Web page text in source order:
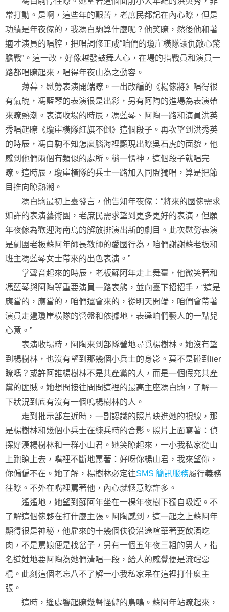
常打動。是啊，這些年的艱苦，老庶民都記在內心瞭，但是
功績是年夜傢的，我馮白駒算什麼呢？他笑瞭，然後他和著
適才演員的唱腔，把唱詞修正成“咱們的瓊崖橫隊讓仇敵心驚
膽戰”。這一改，好像越發鼓舞人心，在場的指戰員和演員一
路都唱瞭起來，唱得年夜山為之動容。
薄暮，慰勞表演開端瞭。一出改編的《楊傢將》唱得很
有氣魄，馮藍琴的表演很是出彩，另有阿陶的進場為表演帶
來瞭熱潮。表演收場的時辰，馮藍琴、阿陶一路和演員洪英
秀唱起瞭《瓊崖橫隊紅旗不倒》這個段子。再次望到洪秀英
的時辰，馮白駒不知怎麼腦海裡顯現出瞭吳石虎的面貌，他
感到他們兩個有類似的處所。稍一愣神，這個段子就唱完
瞭。這時辰，瓊崖橫隊的兵士一路加入同盟獨唱，算是把節
目推向瞭熱潮。
馮白駒最初上臺發言，他告知年夜傢：“將來的國傢需求
如許的表演藝術團，老庶民需求望到更多更好的表演，但願
年夜傢為歡迎海南島的解放排演出新的劇目。此次慰勞表演
是劇團老板蘇阿年師長教師的愛國行為，咱們謝謝蘇老板和
班主馮藍琴女士帶來的出色表演。”
掌聲音起來的時辰，老板蘇阿年走上舞臺，他微笑著和
馮藍琴與阿陶等重要演員一路表態，並向臺下招招手，“這是
應當的，應當的，咱們還會來的，從明天開端，咱們會帶著
演員走遍瓊崖橫隊的營盤和依據地，表達咱們藝人的一點兒
心意。”
表演收場時，阿陶來到部隊營地尋覓楊樹林。她沒有望
到楊樹林，也沒有望到那幾個小兵士的身影。莫不是碰到lier
瞭嗎？或許阿誰楊樹林不是共產黨的人，而是一個假充共產
黨的匪賊。她想間接往問問這裡的最高主座馮白駒，了解一
下狀況到底有沒有一個鳴楊樹林的人。
走到批示部左近時，一副認識的照片映進她的視線，那
是楊樹林和幾個小兵士在練兵時的合影。照片上面寫著：偵
探好漢楊樹林和一群小山君。她笑瞭起來，一小我私家從山
上跑瞭上去，嘴裡不斷地罵著：好呀你楊山君，我來望你，
你偏偏不在。她了解，楊樹林必定往SMS 簡訊服務履行義務
往瞭。不外在嘴裡罵著他，內心就愜意瞭許多。
遙遙地，她望到蘇阿年坐在一棵年夜樹下獨自吸煙。不
了解這個傢夥在打什麼主張。阿陶感到，這一起之上蘇阿年
顯得很是神秘，他雇來的十幾個伕役沿途喧華著要飲酒吃
肉，不是罵娘便是找岔子，另有一個五年夜三粗的男人，指
名道姓地要阿陶為她們清唱一段，給人的感覺便是流氓惡
棍。此刻這個老忘八不了解一小我私家呆在這裡打什麼主
張。
這時，遙處響起瞭幾聲怪僻的鳥鳴。蘇阿年站瞭起來，